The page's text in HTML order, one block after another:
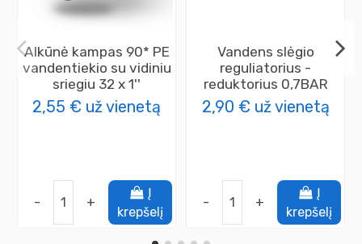
Alkūnė kampas 90* PE
vandentiekio su vidiniu
sriegiu 32 x 1''
2,55 € už vienetą
- +
Į
krepšelį
Vandens slėgio
reguliatorius -
reduktorius 0,7BAR
2,90 € už vienetą
- +
Į
krepšelį